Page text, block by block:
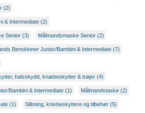
(2)
& Intermediate (2)
Senior (3) Målmandsmaske Senior (2)
Benskinner Junior/Bambini & Intermediate (7)
halsskydd, knæbeskytter & trøjer (4)
Bambini & Intermediate (1) Målmandstaske (2)
(1) Slibning, knivbeskyttere og tilbehør (5)